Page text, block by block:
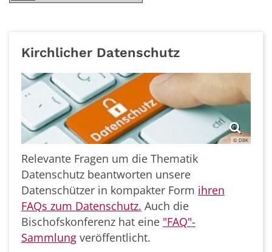
Kirchlicher Datenschutz
© DBK
Relevante Fragen um die Thematik
Datenschutz beantworten unsere
Datenschützer in kompakter Form ihren
FAQs zum Datenschutz. Auch die
Bischofskonferenz hat eine "FAQ"-
Sammlung veröffentlicht.